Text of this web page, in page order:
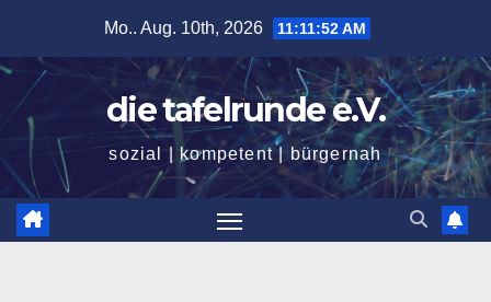
springen
Mo.. Aug. 10th, 2026 11:11:53 AM
die tafelrunde e.V.
sozial | kompetent | bürgernah